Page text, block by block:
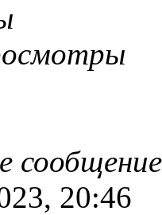
20:46